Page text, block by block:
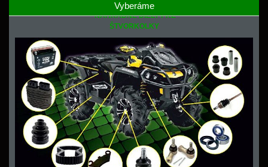
Vyberáme
NÁHRADNÉ DIELY PRE
ŠTVORKOLKY